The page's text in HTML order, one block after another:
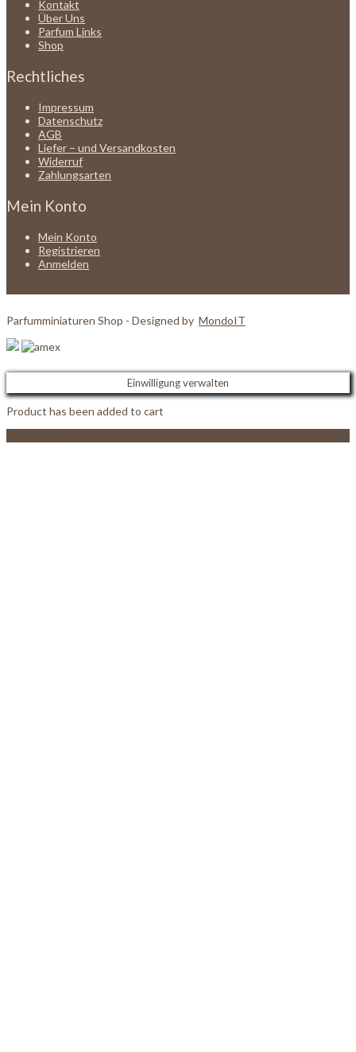
Kontakt
Über Uns
Parfum Links
Shop
Rechtliches
Impressum
Datenschutz
AGB
Liefer – und Versandkosten
Widerruf
Zahlungsarten
Mein Konto
Mein Konto
Registrieren
Anmelden
Parfumminiaturen Shop - Designed by MondoIT
Einwilligung verwalten
Product has been added to cart